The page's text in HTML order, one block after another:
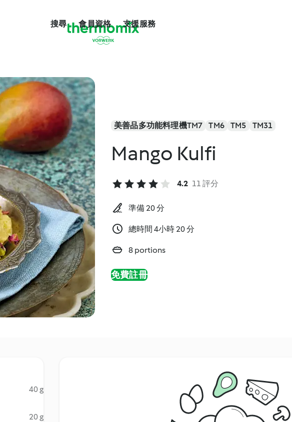
搜尋 會員資格 支援服務
美善品多功能料理機TM7 TM6 TM5 TM31
Mango Kulfi
4.2 11 評分
準備 20 分
總時間 4小時 20 分
8 portions
免費註冊
40 g
20 g